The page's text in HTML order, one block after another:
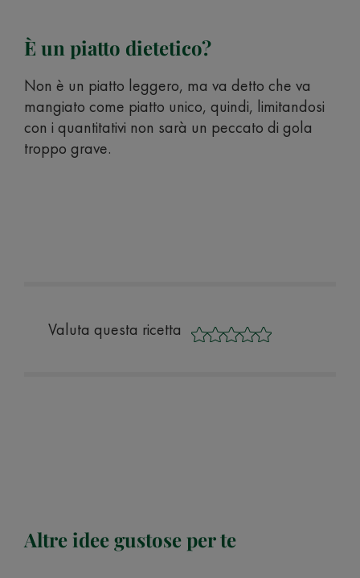
È un piatto dietetico?
Non è un piatto leggero, ma va detto che va
mangiato come piatto unico, quindi, limitandosi
con i quantitativi non sarà un peccato di gola
troppo grave.
Valuta questa ricetta
Altre idee gustose per te